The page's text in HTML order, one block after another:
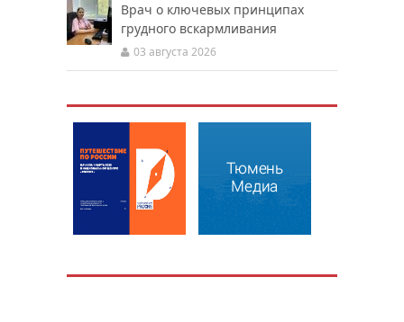
Врач о ключевых принципах
грудного вскармливания
03 августа 2026